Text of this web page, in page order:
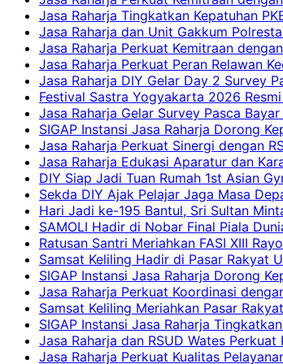
Jasa Raharja Tingkatkan Kepatuhan
Jasa Raharja dan Unit Gakkum
Jasa Raharja Perkuat Kemitraan
Jasa Raharja Perkuat Peran Relawan
Jasa Raharja DIY Gelar Day 2 Survey
Festival Sastra Yogyakarta 2026
Jasa Raharja Gelar Survey Pasca
SIGAP Instansi Jasa Raharja Dorong
Jasa Raharja Perkuat Sinergi dengan
Jasa Raharja Edukasi Aparatur dan
DIY Siap Jadi Tuan Rumah 1st Asian
Sekda DIY Ajak Pelajar Jaga Masa
Hari Jadi ke-195 Bantul, Sri Sultan
SAMOLI Hadir di Nobar Final Piala
Ratusan Santri Meriahkan FASI XIII
Samsat Keliling Hadir di Pasar Rakyat
SIGAP Instansi Jasa Raharja Dorong
Jasa Raharja Perkuat Koordinasi
Samsat Keliling Meriahkan Pasar
SIGAP Instansi Jasa Raharja
Jasa Raharja dan RSUD Wates
Jasa Raharja Perkuat Kualitas